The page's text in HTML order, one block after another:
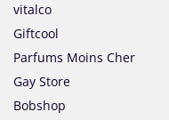
vitalco
Giftcool
Parfums Moins Cher
Gay Store
Bobshop